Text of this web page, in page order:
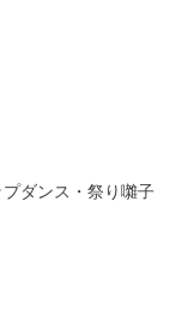
ダンス・祭り囃子